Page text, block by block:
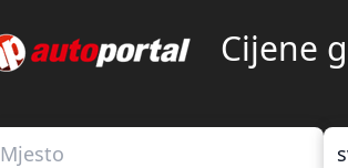
Cijene